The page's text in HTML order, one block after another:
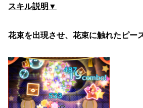
スキル説明▼
花束を出現させ、花束に触れたピー